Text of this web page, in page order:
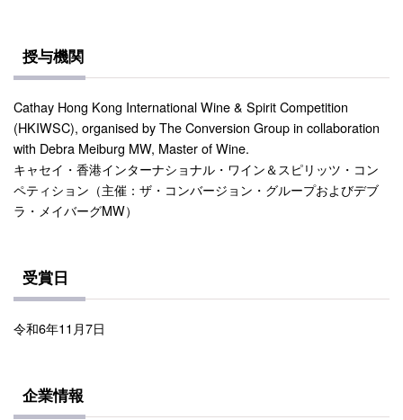
授与機関
Cathay Hong Kong International Wine & Spirit Competition
(HKIWSC), organised by The Conversion Group in collaboration
with Debra Meiburg MW, Master of Wine.
キャセイ・香港インターナショナル・ワイン＆スピリッツ・コン
ペティション（主催：ザ・コンバージョン・グループおよびデブ
ラ・メイバーグMW）
受賞日
令和6年11月7日
企業情報